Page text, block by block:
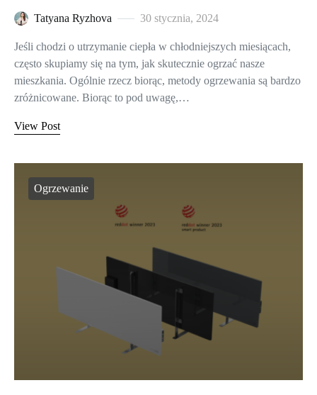
Tatyana Ryzhova 30 stycznia, 2024
Jeśli chodzi o utrzymanie ciepła w chłodniejszych miesiącach,
często skupiamy się na tym, jak skutecznie ogrzać nasze
mieszkania. Ogólnie rzecz biorąc, metody ogrzewania są bardzo
zróżnicowane. Biorąc to pod uwagę,…
View Post
Ogrzewanie